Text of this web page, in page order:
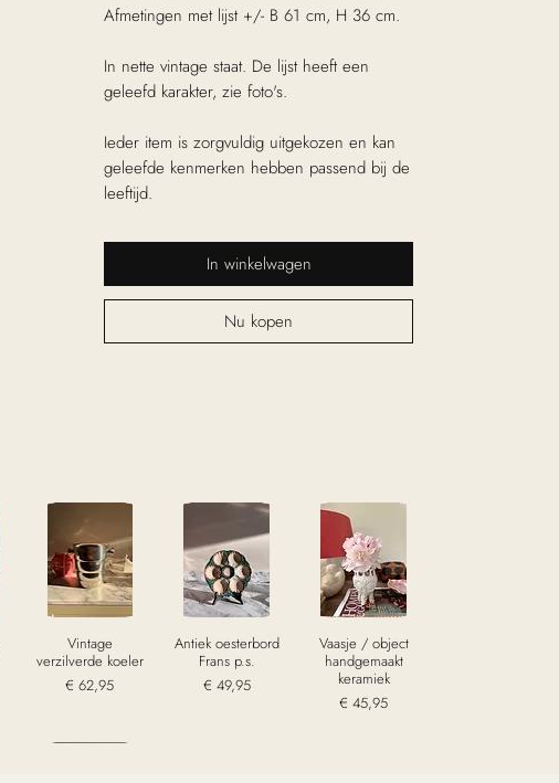
Afmetingen met lijst +/- B 61 cm, H 36 cm.
In nette vintage staat. De lijst heeft een
geleefd karakter, zie foto's.
Ieder item is zorgvuldig uitgekozen en kan
geleefde kenmerken hebben passend bij de
leeftijd.
In winkelwagen
Nu kopen
Vintage
verzilverde koeler
Prijs
€ 62,95
Antiek oesterbord
Frans p.s.
Prijs
€ 49,95
Vaasje / object
handgemaakt
keramiek
Prijs
€ 45,95